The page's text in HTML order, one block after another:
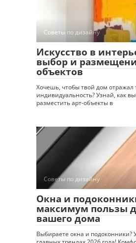
Советы по дизайну
Искусство в
выбор и
объектов
Хочешь, чтобы твой дом отражал
индивидуальность? Узнай, как
разместить арт-объекты в
Советы по дизайну
Окна и
максимум пользы
вашего дома
Выбираете окна и подоконники?